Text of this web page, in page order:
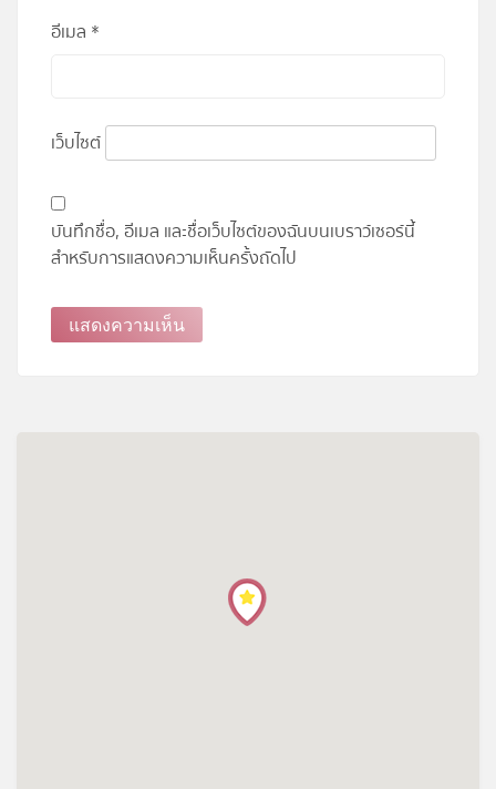
อีเมล *
เว็บไซต์
บันทึกชื่อ, อีเมล และชื่อเว็บไซต์ของฉันบนเบราว์เซอร์นี้
สำหรับการแสดงความเห็นครั้งถัดไป